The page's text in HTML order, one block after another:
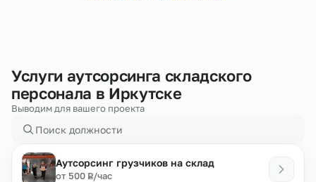
Услуги аутсорсинга складского
персонала в Иркутске
Выводим для вашего проекта
Аутсорсинг грузчиков на склад
от 500 ₽
Р/час